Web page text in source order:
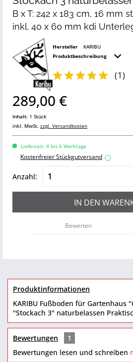
B x T: 242 x 183 cm, 16 mm
inkl. 40 x 60 mm kdi
Hersteller
KARIBU
Produktbeschreibung
(1)
289,00 €
Inhalt: 1 Stück
inkl. MwSt. zzgl. Versandkosten
Lieferzeit: 4 bis 6 Werktage
Kostenfreier Stückgutversand i
Anzahl:
IN DEN
Bewerten
Produktinformationen
KARIBU Fußboden für Gartenhaus
"Stockach 3" naturbelassen
Bewertungen
1
Bewertungen lesen und schreiben